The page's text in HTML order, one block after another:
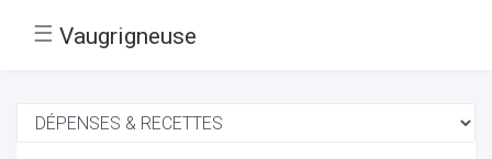
☰ Vaugrigneuse